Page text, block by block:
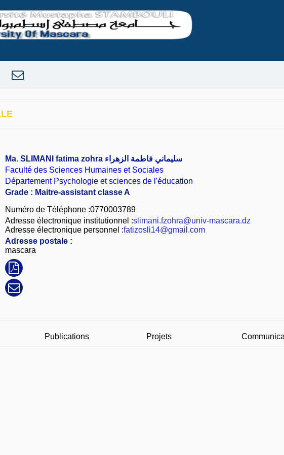
Ma. SLIMANI fatima zohra سليماني فاطمة الزهراء
Faculté des Sciences Humaines et Sociales
Département Psychologie et sciences de l'éducation
Grade : Maitre-assistant classe A
Numéro de Téléphone :0770003789
Adresse électronique institutionnel :slimani.fzohra@univ-mascara.dz
Adresse électronique personnel :fatizosli14@gmail.com
Adresse postale :
mascara
Publications Projets